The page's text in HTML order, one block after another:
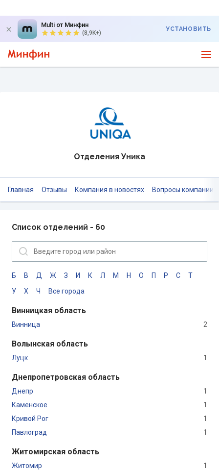
Multi от Минфин
(8,9K+)
УСТАНОВИТЬ
Отделения Уника
Главная Отзывы Компания в новостях Вопросы компании
Список отделений - 60
Б В Д Ж З И К Л М Н О П Р С
Т
У
Х Ч Все города
Винницкая область
Винница 2
Волынская область
Луцк 1
Днепропетровская область
Днепр
1
Каменское
1
Кривой Рог
1
Павлоград
1
Житомирская область
Житомир 1